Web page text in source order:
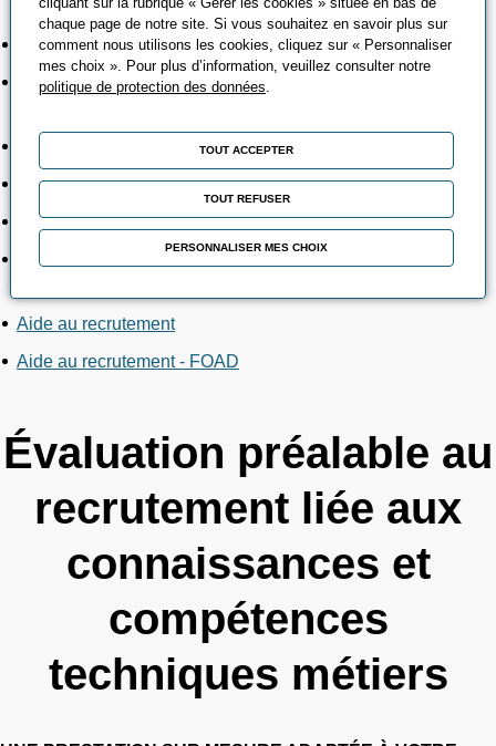
Évaluation pré-formative liée aux aptitudes
Évaluation pré-formative liée aux aptitudes - FOAD
Positionnement managérial « ManageR »
Positionnement managérial « ManageR » - FOAD
Positionnement managérial approfondi
Positionnement managérial 360° by PerformanSe
Aide au recrutement
Aide au recrutement - FOAD
Évaluation préalable au
recrutement liée aux
connaissances et
compétences
techniques métiers
chaque page de notre site. Si vous souhaitez en savoir plus sur
comment nous utilisons les cookies, cliquez sur « Personnaliser
mes choix ». Pour plus d’information, veuillez consulter notre
politique de protection des données.
TOUT ACCEPTER
TOUT REFUSER
PERSONNALISER MES CHOIX